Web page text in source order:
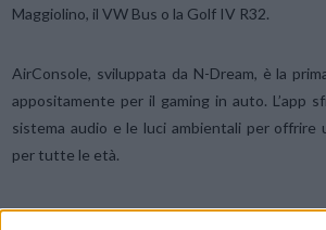
Maggiolino, il VW Bus o la Golf IV R32.
AirConsole, sviluppata da N-Dream, è la
appositamente per il gaming in auto. L’app
sistema audio e le luci ambientali per offrire
per tutte le età.
L’iniziativa è già attiva su oltre 300.000 veicoli